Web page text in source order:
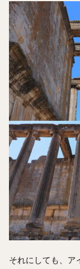
それにしても、ア